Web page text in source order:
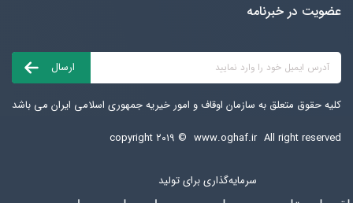
عضویت در خبرنامه
کلیه حقوق متعلق به سازمان اوقاف و امور خیریه جمهوری اسلامی ایران می باشد
copyright ۲۰۱۹ © www.oghaf.ir All right reserved
سرمایه‌گذاری برای تولید